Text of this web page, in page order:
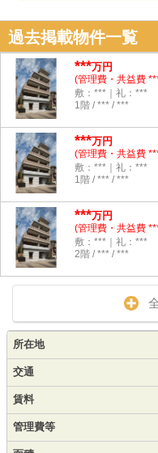
過去掲載物件一覧
***万円
(管理費・共益費
敷：***｜礼：***
1階 / *** / ***
***万円
(管理費・共益費
敷：***｜礼：***
1階 / *** / ***
***万円
(管理費・共益費
敷：***｜礼：***
2階 / *** / ***
所在地
交通
賃料
管理費等